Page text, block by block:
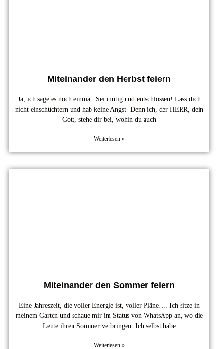
Miteinander den Herbst feiern
Ja, ich sage es noch einmal: Sei mutig und entschlossen! Lass dich
nicht einschüchtern und hab keine Angst! Denn ich, der HERR, dein
Gott, stehe dir bei, wohin du auch
Weiterlesen »
Miteinander den Sommer feiern
Eine Jahreszeit, die voller Energie ist, voller Pläne…. Ich sitze in
meinem Garten und schaue mir im Status von WhatsApp an, wo die
Leute ihren Sommer verbringen. Ich selbst habe
Weiterlesen »